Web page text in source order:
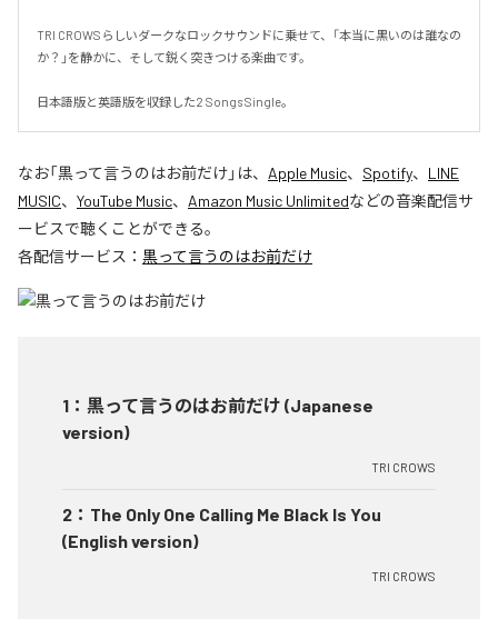
TRI CROWSらしいダークなロックサウンドに乗せて、「本当に黒いのは誰なの
か？」を静かに、そして鋭く突きつける楽曲です。
日本語版と英語版を収録した2 Songs Single。
なお「黒って言うのはお前だけ」は、 Apple Music、 Spotify、 LINE
MUSIC、 YouTube Music、 Amazon Music Unlimitedなどの音楽配信サ
ービスで聴くことができる。
各配信サービス： 黒って言うのはお前だけ
1 ： 黒って言うのはお前だけ (Japanese
version)
TRI CROWS
2 ： The Only One Calling Me Black Is You
(English version)
TRI CROWS